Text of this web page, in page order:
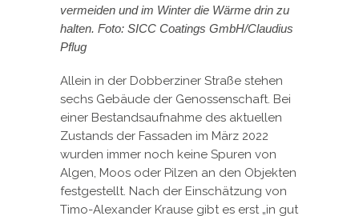
vermeiden und im Winter die Wärme drin zu
halten. Foto: SICC Coatings GmbH/Claudius
Pflug
Allein in der Dobberziner Straße stehen
sechs Gebäude der Genossenschaft. Bei
einer Bestandsaufnahme des aktuellen
Zustands der Fassaden im März 2022
wurden immer noch keine Spuren von
Algen, Moos oder Pilzen an den Objekten
festgestellt. Nach der Einschätzung von
Timo-Alexander Krause gibt es erst „in gut